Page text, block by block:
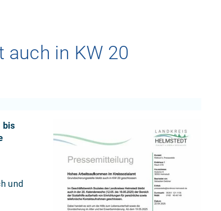
in KW 20
bis
und